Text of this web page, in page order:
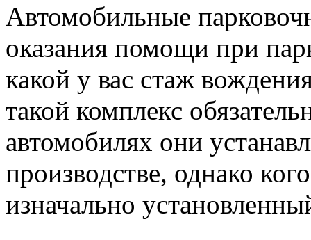
Автомобильные
оказания помощи при
какой у вас стаж
такой комплекс
автомобилях они
производстве, однако
изначально